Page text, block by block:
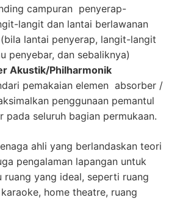
penyerap-
langit dan lantai berlawanan
lantai penyerap, langit-langit
penyebar, dan sebaliknya)
Akustik/Philharmonik
elemen absorber /
penggunaan pemantul
pada seluruh bagian permukaan.
ahli yang berlandaskan teori
pengalaman lapangan untuk
ruang yang ideal, seperti ruang
home theatre, ruang